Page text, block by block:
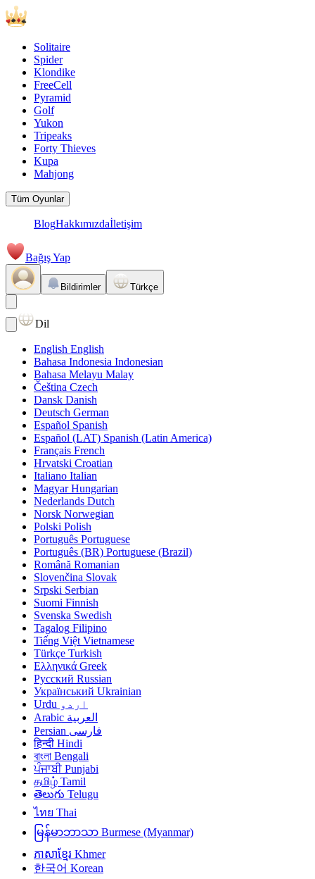
Solitaire
Spider
Klondike
FreeCell
Pyramid
Golf
Yukon
Tripeaks
Forty Thieves
Kupa
Mahjong
Tüm Oyunlar
BlogHakkımızdaİletişim
Bağış Yap
Bildirimler Türkçe
Dil
English English
Bahasa Indonesia Indonesian
Bahasa Melayu Malay
Čeština Czech
Dansk Danish
Deutsch German
Español Spanish
Español (LAT) Spanish (Latin America)
Français French
Hrvatski Croatian
Italiano Italian
Magyar Hungarian
Nederlands Dutch
Norsk Norwegian
Polski Polish
Português Portuguese
Português (BR) Portuguese (Brazil)
Română Romanian
Slovenčina Slovak
Srpski Serbian
Suomi Finnish
Svenska Swedish
Tagalog Filipino
Tiếng Việt Vietnamese
Türkçe Turkish
Ελληνικά Greek
Русский Russian
Український Ukrainian
اردو Urdu
العربية Arabic
فارسی Persian
हिन्दी Hindi
বাংলা Bengali
ਪੰਜਾਬੀ Punjabi
தமிழ் Tamil
తెలుగు Telugu
ไทย Thai
မြန်မာဘာသာ Burmese (Myanmar)
ភាសាខ្មែរ Khmer
한국어 Korean